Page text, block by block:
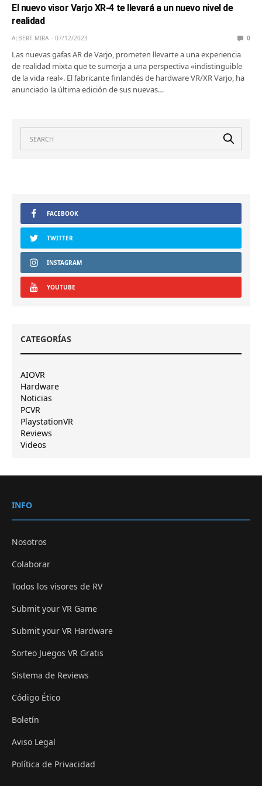
El nuevo visor Varjo XR-4 te llevará a un nuevo nivel de
realidad
ALBERT MIRA 07/12/2023 0
Las nuevas gafas AR de Varjo, prometen llevarte a una experiencia
de realidad mixta que te sumerja a una perspectiva «indistinguible
de la vida real». El fabricante finlandés de hardware VR/XR Varjo, ha
anunciado la última edición de sus nuevas…
FACEBOOK
TWITTER
INSTAGRAM
YOUTUBE
CATEGORÍAS
AIOVR
Hardware
Noticias
PCVR
PlaystationVR
Reviews
Videos
INFO
Nosotros
Colaborar
Todos los visores de RV
Submit your VR Game
Submit your VR Hardware
Sorteo Juegos VR Gratis
Sistema de Reviews
Código Ético
Boletín
Aviso Legal
Política de Privacidad